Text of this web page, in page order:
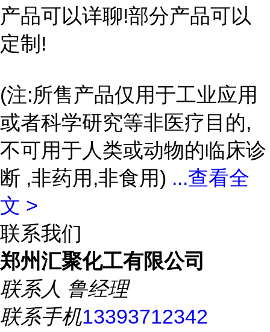
产品可以详聊!部分产品可以
定制!
(注:所售产品仅用于工业应用
或者科学研究等非医疗目的,
不可用于人类或动物的临床诊
断 ,非药用,非食用) ...查看全
文 >
联系我们
郑州汇聚化工有限公司
联系人 鲁经理
联系手机13393712342